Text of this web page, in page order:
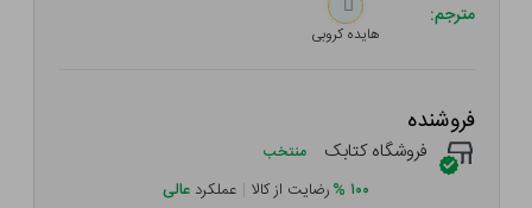
مترجم:
هایده کروبی
فروشنده
فروشگاه کتابک منتخب
۱۰۰ %رضایت از کالا | عملکرد عالی